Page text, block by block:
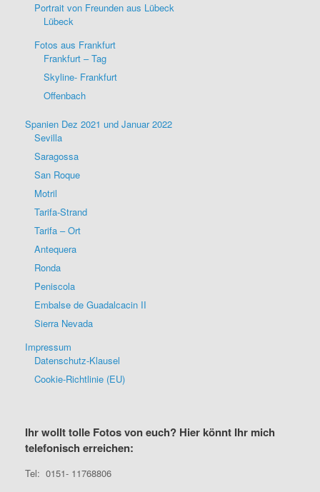
Portrait von Freunden aus Lübeck
Lübeck
Fotos aus Frankfurt
Frankfurt – Tag
Skyline- Frankfurt
Offenbach
Spanien Dez 2021 und Januar 2022
Sevilla
Saragossa
San Roque
Motril
Tarifa-Strand
Tarifa – Ort
Antequera
Ronda
Peniscola
Embalse de Guadalcacin II
Sierra Nevada
Impressum
Datenschutz-Klausel
Cookie-Richtlinie (EU)
Ihr wollt tolle Fotos von euch? Hier könnt Ihr mich
telefonisch erreichen:
Tel: 0151- 11768806